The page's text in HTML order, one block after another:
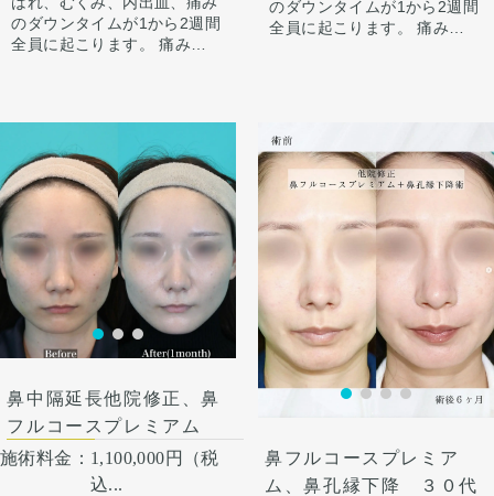
しっかり高さを出したい。』
というお悩みで受診されまし
た。
軟骨を用いて鼻中隔延長を行
い、しっかりと高いベースを
作りました。
鼻先の皮膚がオステオポール
で薄くなっていたため、
onlayの耳介軟骨の上に真皮
脂肪をのせることで柔らか
く、鼻先の高さをだしまし
た。
ハンプ削りとプロテーゼに
て、鼻筋が鼻先にかけて自然
るように調整しました。
鼻骨幅寄せ骨切りも行い、鼻
筋のラインをスッキリとさせ
ました。
鼻柱を下げることでACRが整
どで色味は抜けて目立ちづら
くなってきます。
手術後1ヶ月でスッキリして
いますが、ここからよりスッ
キリし、半年ほどで完成とな
す。
のダウンタイムが1から2週間
全員に起こります。 痛みは3
す。内出血は平均2週間くら
いで目立たなくなります。 稀
に感染がありますが、そのよ
うな際は責任を持って当院で
治療します。 仕上がりには個
人差があるので、手術を受け
た人全員がこの写真の様な変
化をするわけではありません
のでご注意下さい。 カウンセ
リングにて診察させていただ
いた上でその方一人一人の状
態をふまえて、治療法をご提
鼻先が低い状態でした。
鼻先が鼻筋に比べて低いとお
しつつ、真皮脂肪移植で高さ
を保ちました。
また鼻筋の太さを改善するた
めに幅寄せ骨切りを行いまし
た。
鼻尖部は鼻中隔延長、鼻尖形
成、耳介軟骨移植で鼻背部か
ら続くように高さを出しまし
た。
バランスが整い、立体感が出
ました。
のダウンタイムが1から2週間
全員に起こります。 痛みは3
いで目立たなくなります。 稀
に感染がありますが、そのよ
うな際は責任を持って当院で
治療します。 仕上がりには個
人差があるので、手術を受け
た人全員がこの写真の様な変
化をするわけではありません
のでご注意下さい。 カウンセ
リングにて診察させていただ
いた上でその方一人一人の状
態をふまえて、治療法をご提
案します。
鼻中隔延長他院修正、鼻
フルコースプレミアム
施術料金： 1,100,000円（税
込...
鼻フルコースプレミア
ム、鼻孔縁下降 ３０代